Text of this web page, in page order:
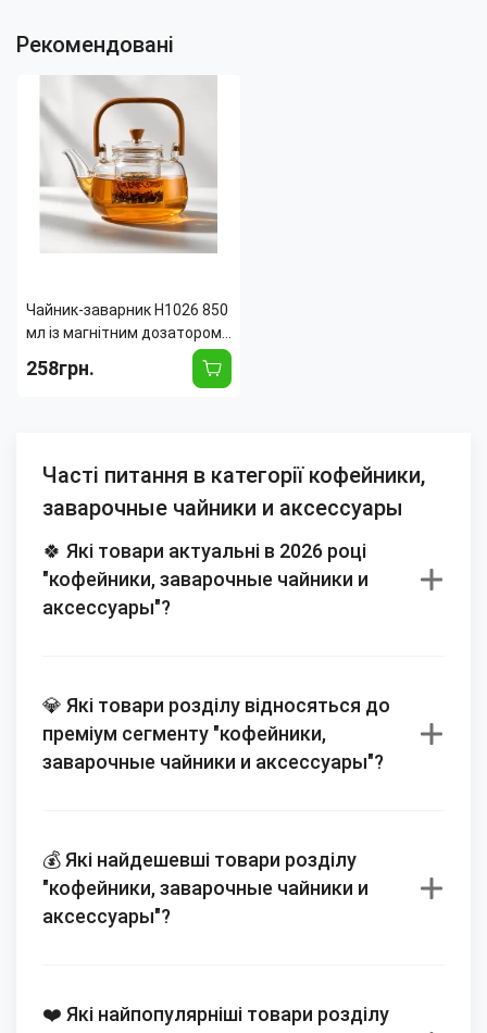
Рекомендовані
Чайник-заварник H1026 850
мл із магнітним дозатором,
скляний заварювальний
чайник із фільтром для чаю,
258грн.
Часті питання в категорії кофейники,
заварочные чайники и аксессуары
🍀 Які товари актуальні в 2026 році
"кофейники, заварочные чайники и
аксессуары"?
💎 Які товари розділу відносяться до
преміум сегменту "кофейники,
заварочные чайники и аксессуары"?
💰 Які найдешевші товари розділу
"кофейники, заварочные чайники и
аксессуары"?
❤️ Які найпопулярніші товари розділу